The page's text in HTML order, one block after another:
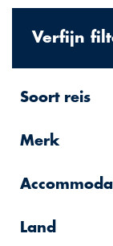
Verfijn
Soort reis
Merk
Land